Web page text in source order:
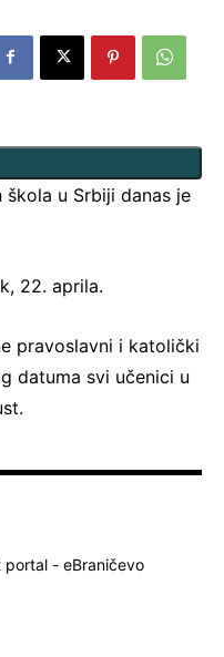
škola u Srbiji danas je
22. aprila.
pravoslavni i katolički
datuma svi učenici u
portal - eBraničevo